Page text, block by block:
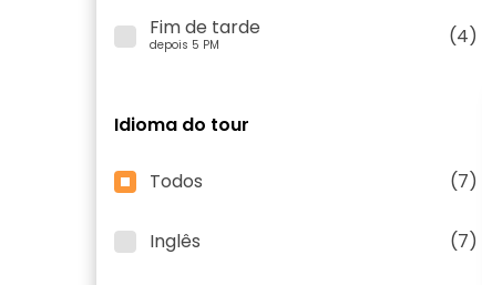
Fim de tarde
depois 5 PM (4)
Idioma do tour
Todos (7)
Inglês (7)